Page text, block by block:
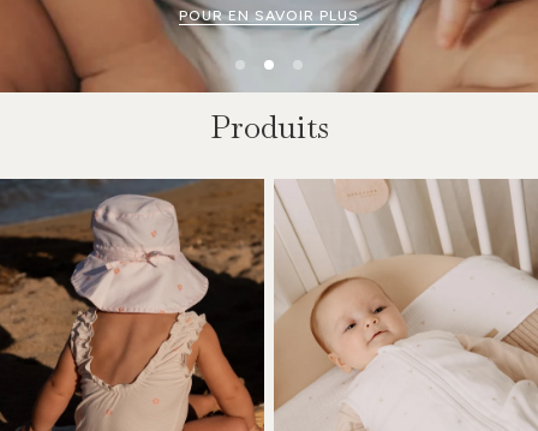
POUR EN SAVOIR PLUS
Produits